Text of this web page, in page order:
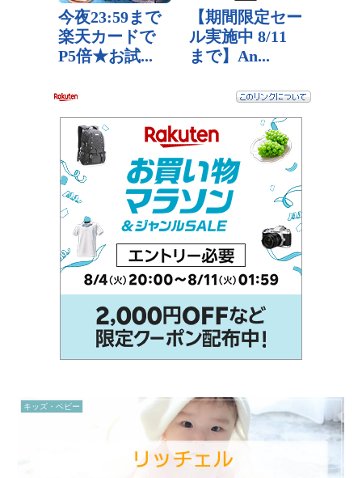
キッズ・ベビー